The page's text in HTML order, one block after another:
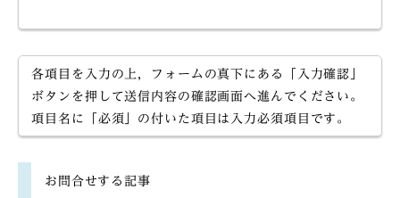
各項目を入力の上，フォームの真下にある「入力確認」
ボタンを押して送信内容の確認画面へ進んでください。
項目名に「必須」の付いた項目は入力必須項目です。
お問合せする記事